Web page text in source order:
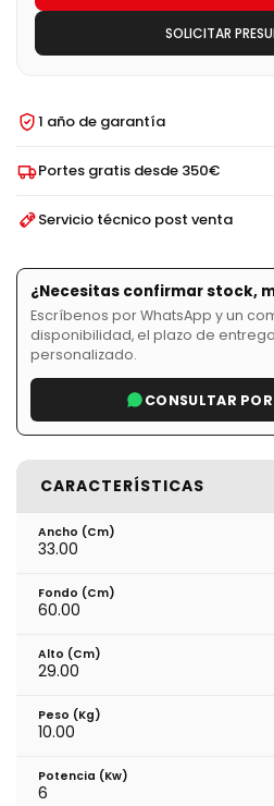
SOLICITAR
1 año de garantía
Portes gratis desde 350€
Servicio técnico post venta
¿Necesitas confirmar stock,
Escríbenos por WhatsApp y un
disponibilidad, el plazo de
personalizado.
CONSULTAR
CARACTERÍSTICAS
Ancho (cm)
33.00
Fondo (cm)
60.00
Alto (cm)
29.00
Peso (kg)
10.00
Potencia (Kw)
6